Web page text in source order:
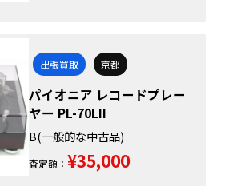
出張買取 京都
パイオニア レコードプレー
ヤー PL-70LII
B(一般的な中古品)
査定額： ¥35,000